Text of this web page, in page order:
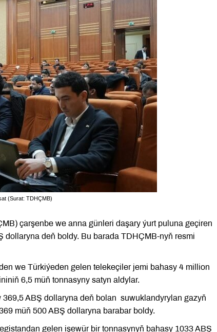
(Surat: TDHÇMB)
çarşenbe we anna günleri daşary ýurt puluna geçiren
deň boldy. Bu barada TDHÇMB-nyň resmi
we Türkiýeden gelen telekeçiler jemi bahasy 4 million
6,5 müň tonnasyny satyn aldylar.
ABŞ dollaryna deň bolan suwuklandyrylan gazyň
müň 500 ABŞ dollaryna barabar boldy.
gelen işewür bir tonnasynyň bahasy 1033 ABŞ